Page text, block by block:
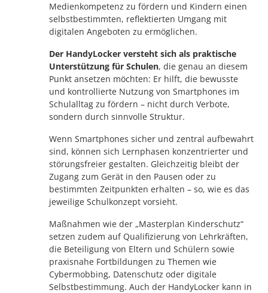
Medienkompetenz zu fördern und Kindern einen
selbstbestimmten, reflektierten Umgang mit
digitalen Angeboten zu ermöglichen.
Der HandyLocker versteht sich als praktische
Unterstützung für Schulen, die genau an diesem
Punkt ansetzen möchten: Er hilft, die bewusste
und kontrollierte Nutzung von Smartphones im
Schulalltag zu fördern – nicht durch Verbote,
sondern durch sinnvolle Struktur.
Wenn Smartphones sicher und zentral aufbewahrt
sind, können sich Lernphasen konzentrierter und
störungsfreier gestalten. Gleichzeitig bleibt der
Zugang zum Gerät in den Pausen oder zu
bestimmten Zeitpunkten erhalten – so, wie es das
jeweilige Schulkonzept vorsieht.
Maßnahmen wie der „Masterplan Kinderschutz“
setzen zudem auf Qualifizierung von Lehrkräften,
die Beteiligung von Eltern und Schülern sowie
praxisnahe Fortbildungen zu Themen wie
Cybermobbing, Datenschutz oder digitale
Selbstbestimmung. Auch der HandyLocker kann in